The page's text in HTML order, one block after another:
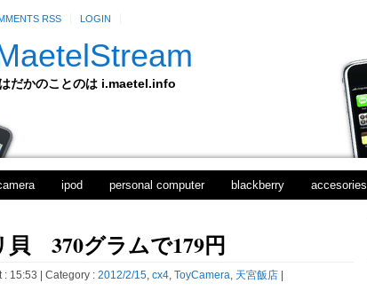
RSS LOGIN
はだかのことのは i.maetel.info
ipod personal computer blackberry accesories
貝 370グラムで179円
: 15:53 | Category : 2012/2/15, cx4, ToyCamera, 天宮飯店